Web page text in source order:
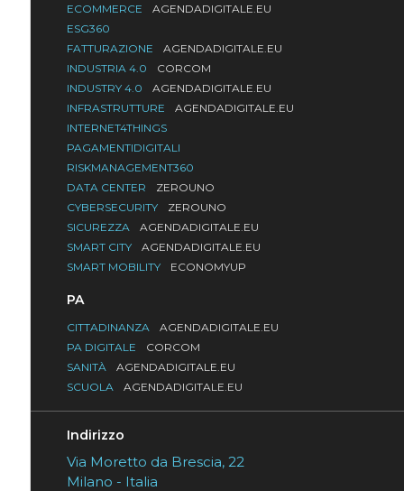
ECOMMERCE
AGENDADIGITALE.EU
ESG360
FATTURAZIONE
AGENDADIGITALE.EU
INDUSTRIA 4.0
CORCOM
INDUSTRY 4.0
AGENDADIGITALE.EU
INFRASTRUTTURE
AGENDADIGITALE.EU
INTERNET4THINGS
PAGAMENTIDIGITALI
RISKMANAGEMENT360
DATA CENTER
ZEROUNO
CYBERSECURITY
ZEROUNO
SICUREZZA
AGENDADIGITALE.EU
SMART CITY
AGENDADIGITALE.EU
SMART MOBILITY
ECONOMYUP
PA
CITTADINANZA
AGENDADIGITALE.EU
PA DIGITALE
CORCOM
SANITÀ
AGENDADIGITALE.EU
SCUOLA
AGENDADIGITALE.EU
Indirizzo
Via Moretto da Brescia, 22
Milano - Italia